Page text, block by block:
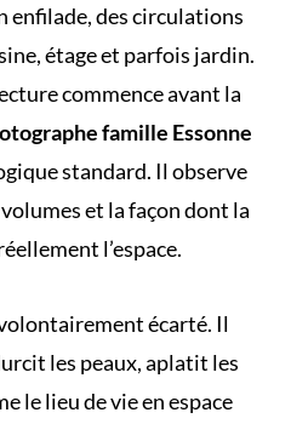
enfilade, des circulations
étage et parfois jardin.
commence avant la
famille Essonne
standard. Il observe
et la façon dont la
l’espace.
écarté. Il
les peaux, aplatit les
le lieu de vie en espace